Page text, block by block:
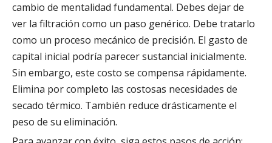
cambio de mentalidad fundamental. Debes dejar de
ver la filtración como un paso genérico. Debe tratarlo
como un proceso mecánico de precisión. El gasto de
capital inicial podría parecer sustancial inicialmente.
Sin embargo, este costo se compensa rápidamente.
Elimina por completo las costosas necesidades de
secado térmico. También reduce drásticamente el
peso de su eliminación.